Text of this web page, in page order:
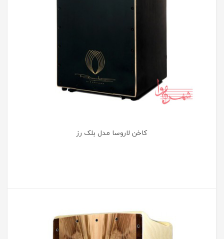
کاخن لاروسا مدل بلک رز